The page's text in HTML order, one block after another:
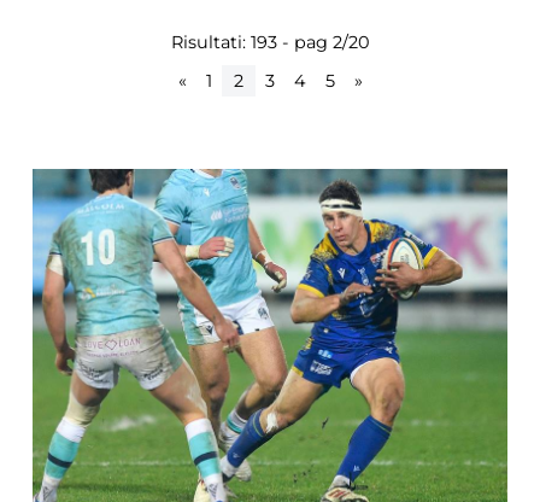
Risultati: 193 - pag 2/20
«
1 2 3 4 5 »